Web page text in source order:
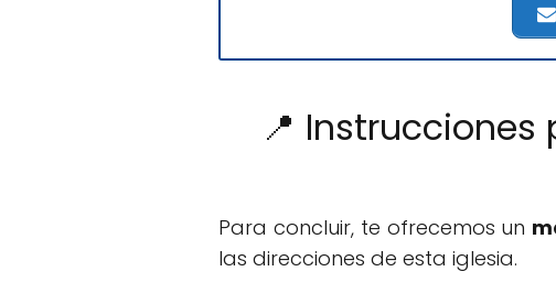
📍 Instrucciones
Para concluir, te ofrecemos un
las direcciones de esta iglesia.